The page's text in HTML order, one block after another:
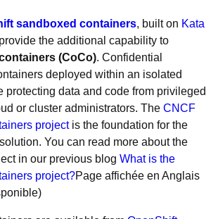
sandboxed containers, built on Kata
the additional capability to
(CoCo). Confidential
deployed within an isolated
protecting data and code from privileged
or cluster administrators. The CNCF
projectis the foundation for the
You can read more about the
in our previous blog What is the
project?Page affichée en Anglais